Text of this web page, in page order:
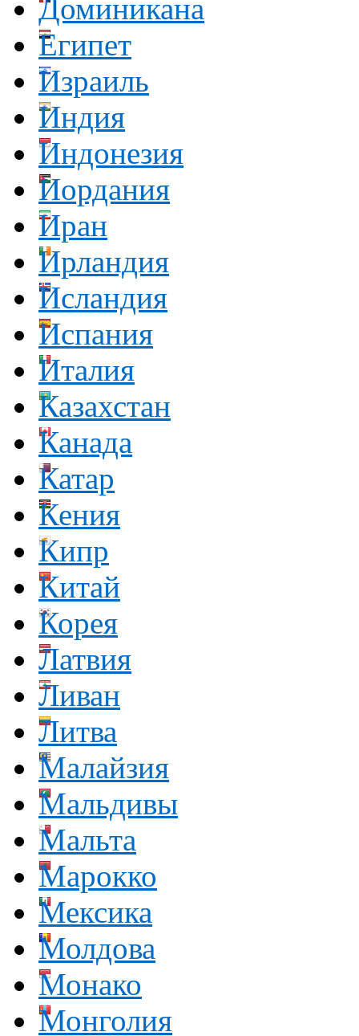
Доминикана
Египет
Израиль
Индия
Индонезия
Иордания
Иран
Ирландия
Исландия
Испания
Италия
Казахстан
Канада
Катар
Кения
Кипр
Китай
Корея
Латвия
Ливан
Литва
Малайзия
Мальдивы
Мальта
Марокко
Мексика
Молдова
Монако
Монголия